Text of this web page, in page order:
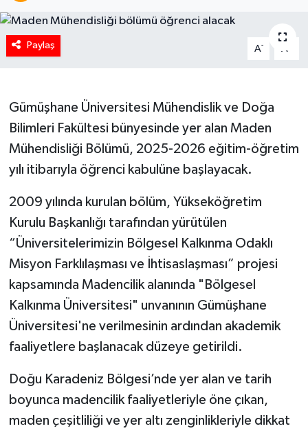
Paylaş A- A
Gümüşhane Üniversitesi Mühendislik ve Doğa
Bilimleri Fakültesi bünyesinde yer alan Maden
Mühendisliği Bölümü, 2025-2026 eğitim-öğretim
yılı itibarıyla öğrenci kabulüne başlayacak.
2009 yılında kurulan bölüm, Yükseköğretim
Kurulu Başkanlığı tarafından yürütülen
“Üniversitelerimizin Bölgesel Kalkınma Odaklı
Misyon Farklılaşması ve İhtisaslaşması” projesi
kapsamında Madencilik alanında "Bölgesel
Kalkınma Üniversitesi" unvanının Gümüşhane
Üniversitesi'ne verilmesinin ardından akademik
faaliyetlere başlanacak düzeye getirildi.
Doğu Karadeniz Bölgesi’nde yer alan ve tarih
boyunca madencilik faaliyetleriyle öne çıkan,
maden çeşitliliği ve yer altı zenginlikleriyle dikkat